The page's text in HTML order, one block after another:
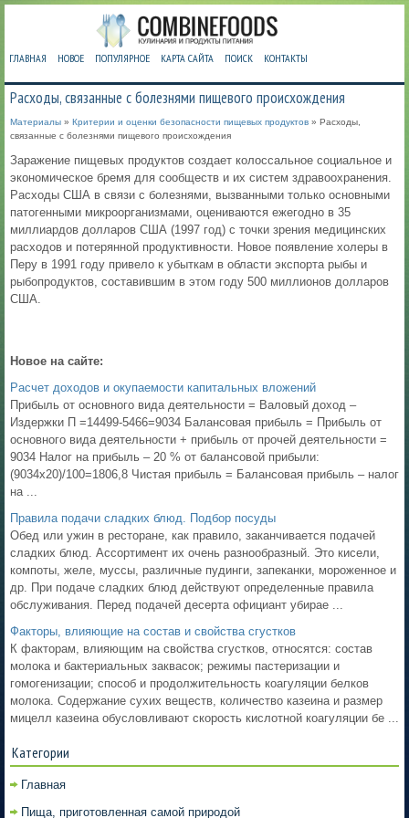
ГЛАВНАЯ НОВОЕ ПОПУЛЯРНОЕ КАРТА САЙТА ПОИСК КОНТАКТЫ
Расходы, связанные с болезнями пищевого происхождения
Материалы » Критерии и оценки безопасности пищевых продуктов » Расходы,
связанные с болезнями пищевого происхождения
Заражение пищевых продуктов создает колоссальное социальное и
экономическое бремя для сообществ и их систем здравоохранения.
Расходы США в связи с болезнями, вызванными только основными
патогенными микроорганизмами, оцениваются ежегодно в 35
миллиардов долларов США (1997 год) с точки зрения медицинских
расходов и потерянной продуктивности. Новое появление холеры в
Перу в 1991 году привело к убыткам в области экспорта рыбы и
рыбопродуктов, составившим в этом году 500 миллионов долларов
США.
Новое на сайте:
Расчет доходов и окупаемости капитальных вложений
Прибыль от основного вида деятельности = Валовый доход –
Издержки П =14499-5466=9034 Балансовая прибыль = Прибыль от
основного вида деятельности + прибыль от прочей деятельности =
9034 Налог на прибыль – 20 % от балансовой прибыли:
(9034х20)/100=1806,8 Чистая прибыль = Балансовая прибыль – налог
на ...
Правила подачи сладких блюд. Подбор посуды
Обед или ужин в ресторане, как правило, заканчивается подачей
сладких блюд. Ассортимент их очень разнообразный. Это кисели,
компоты, желе, муссы, различные пудинги, запеканки, мороженное и
др. При подаче сладких блюд действуют определенные правила
обслуживания. Перед подачей десерта официант убирае ...
Факторы, влияющие на состав и свойства сгустков
К факторам, влияющим на свойства сгустков, относятся: состав
молока и бактериальных заквасок; режимы пастеризации и
гомогенизации; способ и продолжительность коагуляции белков
молока. Содержание сухих веществ, количество казеина и размер
мицелл казеина обусловливают скорость кислотной коагуляции бе ...
Категории
Главная
Пища, приготовленная самой природой